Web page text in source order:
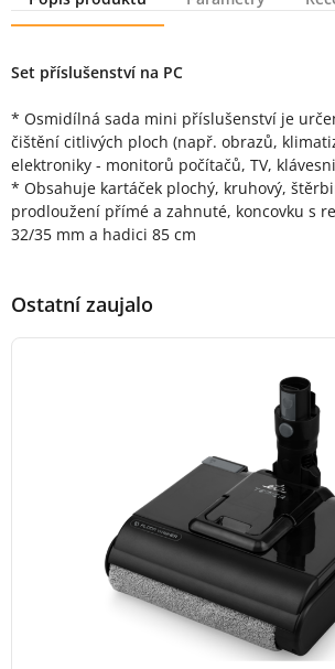
Set příslušenství na PC
* Osmidílná sada mini příslušenství je
čištění citlivých ploch (např. obrazů,
elektroniky - monitorů počítačů, TV,
* Obsahuje kartáček plochý, kruhový,
prodloužení přímé a zahnuté, koncovku s
32/35 mm a hadici 85 cm
Ostatní zaujalo